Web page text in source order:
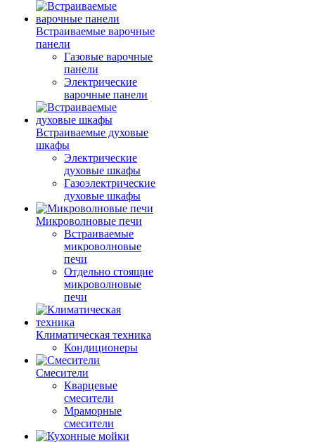
Встраиваемые варочные
панели
Газовые варочные
панели
Электрические
варочные панели
Встраиваемые духовые
шкафы
Электрические
духовые шкафы
Газоэлектрические
духовые шкафы
Микроволновые печи
Встраиваемые
микроволновые
печи
Отдельно стоящие
микроволновые
печи
Климатическая техника
Кондиционеры
Смесители
Кварцевые
смесители
Мраморные
смесители